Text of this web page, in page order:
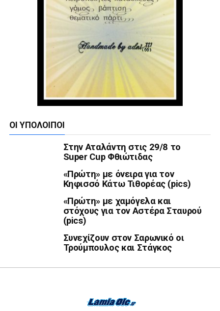
ΟΙ ΥΠΌΛΟΙΠΟΙ
Στην Αταλάντη στις 29/8 το
Super Cup Φθιώτιδας
«Πρώτη» με όνειρα για τον
Κηφισσό Κάτω Τιθορέας (pics)
«Πρώτη» με χαμόγελα και
στόχους για τον Αστέρα Σταυρού
(pics)
Συνεχίζουν στον Σαρωνικό οι
Τρούμπουλος και Στάγκος